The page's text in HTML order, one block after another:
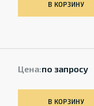
В КОРЗИНУ
Цена:по запросу
В КОРЗИНУ